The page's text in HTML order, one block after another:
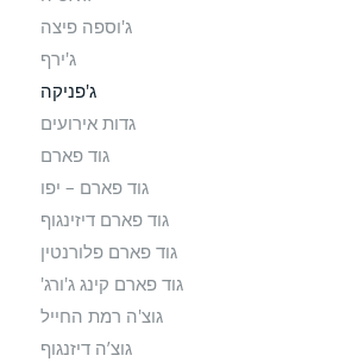
ג'וספה פיצה
ג'ירף
ג'פניקה
גדות אירועים
גוד פארם
גוד פארם – יפו
גוד פארם דיזינגוף
גוד פארם פלורנטין
גוד פארם קינג ג'ורג'
גוצ'ה רמת החייל
גוצ’ה דיזנגוף